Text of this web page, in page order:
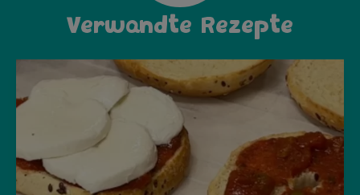
Verwandte Rezepte